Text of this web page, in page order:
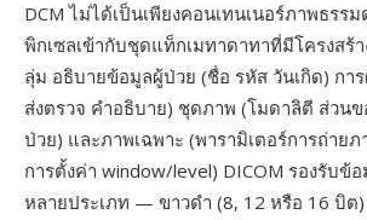
DCM ไม่ได้เป็นเพียงคอนเทนเนอร์ภาพธรร
พิกเซลเข้ากับชุดแท็กเมทาดาทาที่มีโครงสร้
ลุ่ม อธิบายข้อมูลผู้ป่วย (ชื่อ รหัส วันเกิด) กา
ส่งตรวจ คำอธิบาย) ชุดภาพ (โมดาลิตี ส่วนข
ป่วย) และภาพเฉพาะ (พารามิเตอร์การถ่ายภ
การตั้งค่า window/level) DICOM รองรับข้
หลายประเภท — ขาวดำ (8, 12 หรือ 16 บิต